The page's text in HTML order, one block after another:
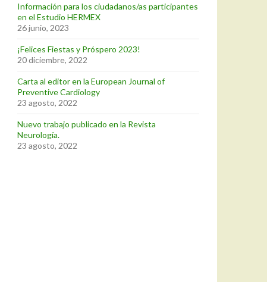
Información para los ciudadanos/as participantes
en el Estudio HERMEX
26 junio, 2023
¡Felices Fiestas y Próspero 2023!
20 diciembre, 2022
Carta al editor en la European Journal of
Preventive Cardiology
23 agosto, 2022
Nuevo trabajo publicado en la Revista
Neurología.
23 agosto, 2022